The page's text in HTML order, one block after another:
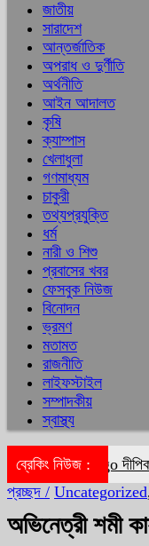
জাতীয়
সারাদেশ
আন্তর্জাতিক
অপরাধ ও দুর্ণীতি
অর্থনীতি
আইন আদালত
কৃষি
ক্যাম্পাস
খেলাধুলা
গণমাধ্যম
চাকুরী
তথ্যপ্রযুক্তি
ধর্ম
নারী ও শিশু
প্রবাসের খবর
ফেসবুক নিউজ
বিনোদন
ভ্রমণ
মতামত
রাজনীতি
লাইফস্টাইল
সম্পাদকীয়
স্বাস্থ্য
ব্রেকিং নিউজ : দীপিকা-
প্রচ্ছদ / Uncategorized
অভিনেত্রী শমী